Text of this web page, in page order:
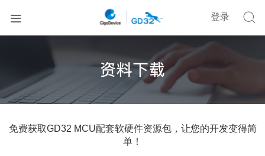
 
登录
免费获取GD32 MCU配套软硬件资源包，让您的开发变得简
单！